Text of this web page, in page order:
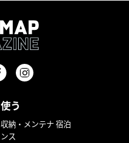
使う
収納・メンテナ
ンス
宿泊